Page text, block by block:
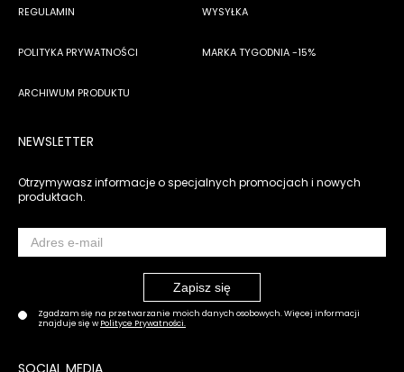
REGULAMIN WYSYŁKA
POLITYKA PRYWATNOŚCI MARKA TYGODNIA -15%
ARCHIWUM PRODUKTU
NEWSLETTER
Otrzymywasz informacje o specjalnych promocjach i nowych
produktach.
Zgadzam się na przetwarzanie moich danych osobowych. Więcej informacji
znajduje się wPolityce Prywatności.
SOCIAL MEDIA